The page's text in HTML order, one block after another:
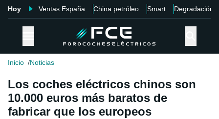
Hoy Ventas España China petróleo Smart Degradación
Inicio Noticias
Los coches eléctricos chinos son
10.000 euros más baratos de
fabricar que los europeos